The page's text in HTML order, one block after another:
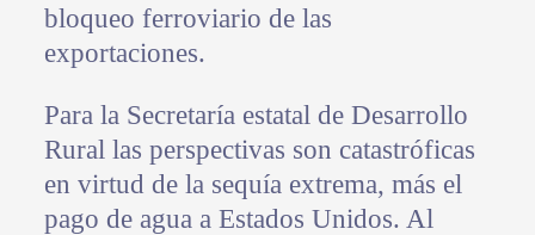
bloqueo ferroviario de las
exportaciones.
Para la Secretaría estatal de Desarrollo
Rural las perspectivas son catastróficas
en virtud de la sequía extrema, más el
pago de agua a Estados Unidos. Al